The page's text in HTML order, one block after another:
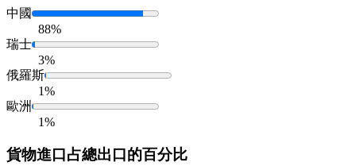
中國
88%
瑞士
3%
俄羅斯
1%
歐洲
1%
貨物進口占總出口的百分比